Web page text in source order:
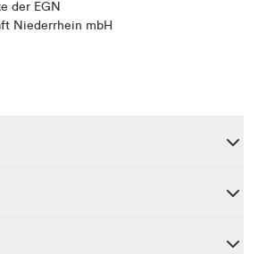
der EGN
Niederrhein mbH